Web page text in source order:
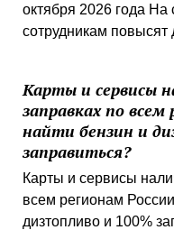
октября 2026 года
сотрудникам
Карты и сервисы
заправках по всем
найти бензин и
заправиться?
Карты и сервисы
всем регионам
дизтопливо и 100%